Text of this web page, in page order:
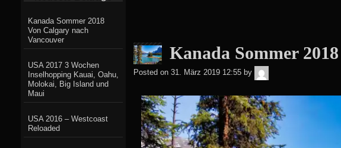
Kanada Sommer
Posted on 31. März 2019 12:55 by
Kanada Sommer 2018
Von Calgary nach
Vancouver
USA 2017 3 Wochen
Inselhopping Kauai, Oahu,
Molokai, Big Island und
Maui
USA 2016 – Westcoast
Reloaded